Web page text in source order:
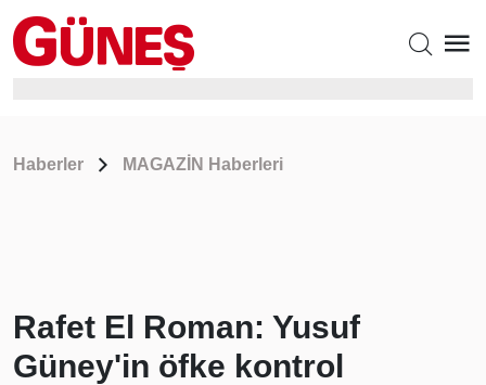
Haberler MAGAZİN Haberleri
Rafet El Roman: Yusuf
Güney'in öfke kontrol